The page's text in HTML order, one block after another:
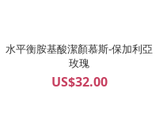
水平衡胺基酸潔顏慕斯-保加利亞
玫瑰
US$32.00